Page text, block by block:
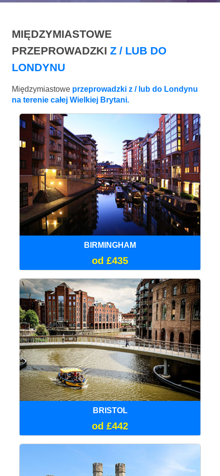
MIĘDZYMIASTOWE
PRZEPROWADZKI Z / LUB DO
LONDYNU
Międzymiastowe przeprowadzki z / lub do Londynu
na terenie całej Wielkiej Brytani.
BIRMINGHAM
od £435
BRISTOL
od £442